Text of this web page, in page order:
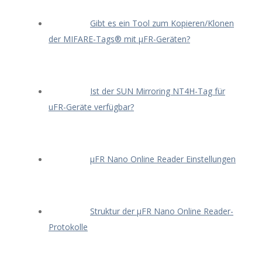
Gibt es ein Tool zum Kopieren/Klonen
der MIFARE-Tags® mit μFR-Geräten?
Ist der SUN Mirroring NT4H-Tag für
uFR-Geräte verfügbar?
μFR Nano Online Reader Einstellungen
Struktur der μFR Nano Online Reader-
Protokolle